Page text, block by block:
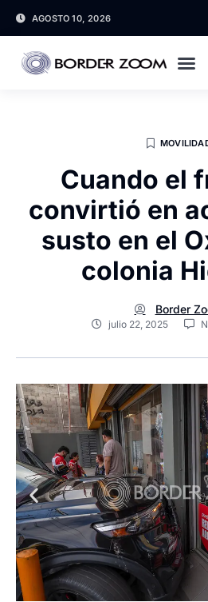
AGOSTO 10, 2026
Cuando el
convirtió en
susto en el
colonia
Border
julio 22, 2025